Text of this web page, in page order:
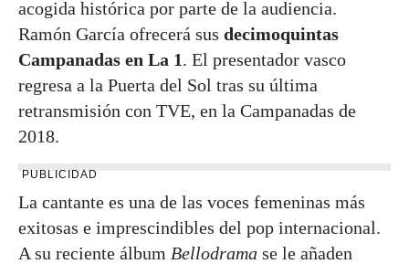
acogida histórica por parte de la audiencia.
Ramón García ofrecerá sus decimoquintas
Campanadas en La 1. El presentador vasco
regresa a la Puerta del Sol tras su última
retransmisión con TVE, en la Campanadas de
2018.
PUBLICIDAD
La cantante es una de las voces femeninas más
exitosas e imprescindibles del pop internacional.
A su reciente álbum Bellodrama se le añaden